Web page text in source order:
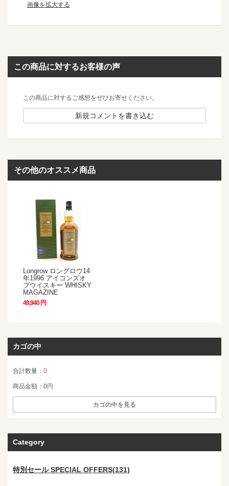
画像を拡大する
この商品に対するお客様の声
この商品に対するご感想をぜひお寄せください。
新規コメントを書き込む
その他のオススメ商品
Longrow ロングロウ14
年1996 アイコンズオ
ブウイスキー WHISKY
MAGAZINE
49,940 円
カゴの中
合計数量： 0
商品金額： 0円
カゴの中を見る
Category
特別セール SPECIAL OFFERS(131)